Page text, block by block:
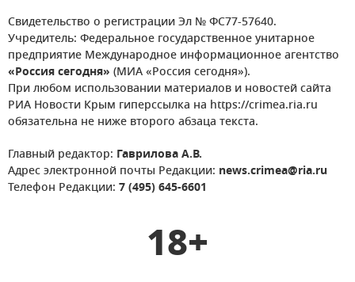
Свидетельство о регистрации Эл № ФС77-57640.
Учредитель: Федеральное государственное унитарное
предприятие Международное информационное агентство
«Россия сегодня» (МИА «Россия сегодня»).
При любом использовании материалов и новостей сайта
РИА Новости Крым гиперссылка на https://crimea.ria.ru
обязательна не ниже второго абзаца текста.
Главный редактор: Гаврилова А.В.
Адрес электронной почты Редакции: news.crimea@ria.ru
Телефон Редакции: 7 (495) 645-6601
18+